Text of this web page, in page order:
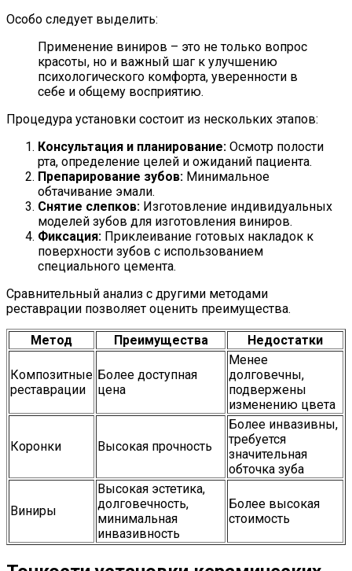
Особо следует выделить:
Применение виниров – это не только вопрос
красоты, но и важный шаг к улучшению
психологического комфорта, уверенности в
себе и общему восприятию.
Процедура установки состоит из нескольких этапов:
Консультация и планирование: Осмотр полости
рта, определение целей и ожиданий пациента.
Препарирование зубов: Минимальное
обтачивание эмали.
Снятие слепков: Изготовление индивидуальных
моделей зубов для изготовления виниров.
Фиксация: Приклеивание готовых накладок к
поверхности зубов с использованием
специального цемента.
Сравнительный анализ с другими методами
реставрации позволяет оценить преимущества.
Метод Преимущества Недостатки
Композитные
реставрации
Более доступная
цена
Менее
долговечны,
подвержены
изменению цвета
Коронки Высокая прочность
Более инвазивны,
требуется
значительная
обточка зуба
Виниры
Высокая эстетика,
долговечность,
минимальная
инвазивность
Более высокая
стоимость